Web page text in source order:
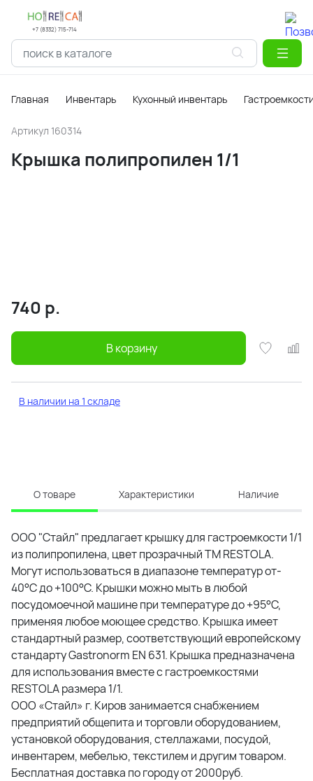
+7 (8332) 715-714
Главная Инвентарь Кухонный инвентарь
Артикул 160314
Крышка полипропилен 1/1
740 р.
В корзину
В наличии на 1 складе
О товаре Характеристики Наличие
ООО "Стайл" предлагает крышку для гастроемкости 1/1
из полипропилена, цвет прозрачный ТМ RESTOLA.
Могут использоваться в диапазоне температур от-
40°С до +100°С. Крышки можно мыть в любой
посудомоечной машине при температуре до +95°С,
применяя любое моющее средство. Крышка имеет
стандартный размер, соответствующий европейскому
стандарту Gastronorm EN 631. Крышка предназначена
для использования вместе с гастроемкостями
RESTOLA размера 1/1.
ООО «Стайл» г. Киров занимается снабжением
предприятий общепита и торговли оборудованием,
установкой оборудования, стеллажами, посудой,
инвентарем, мебелью, текстилем и другим товаром.
Бесплатная доставка по городу от 2000руб.